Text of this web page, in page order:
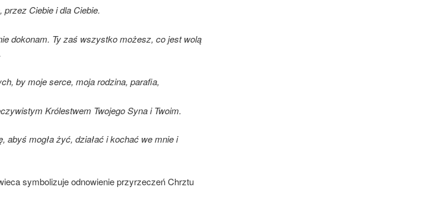
Ciebie i dla Ciebie.
dokonam. Ty zaś wszystko możesz, co jest wolą
by moje serce, moja rodzina, parafia,
Królestwem Twojego Syna i Twoim.
abyś mogła żyć, działać i kochać we mnie i
symbolizuje odnowienie przyrzeczeń Chrztu